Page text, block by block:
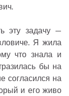
эту задачу —
Я жила
что знала и
бы на
согласился на
и его живо